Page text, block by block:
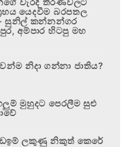
යෙදවීම බරපතල
සුනිල් කන්නන්ගර
අම්පාර හිටපු මහ
නිදා ගන්නා ජාතිය?
මුහුදට පෙරලීම සුළු
ලකුණු නිකුත් කෙරේ